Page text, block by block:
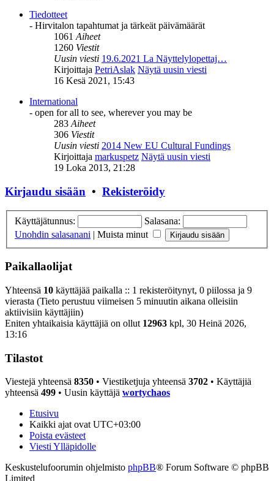
Tiedotteet
- Hirvitalon tapahtumat ja tärkeät päivämäärät
1061Aiheet
1260 Viestit
Uusin viesti 19.6.2021 La Näyttelylopettaj…
Kirjoittaja PetriAslak Näytä uusin viesti
16 Kesä 2021, 15:43
International
- open for all to see, wherever you may be
283Aiheet
306 Viestit
Uusin viesti 2014 New EU Cultural Fundings
Kirjoittaja markuspetz Näytä uusin viesti
19 Loka 2013, 21:28
Kirjaudu sisään • Rekisteröidy
Käyttäjätunnus:
Salasana:
Unohdin salasanani | Muista minut
Paikallaolijat
Yhteensä 10 käyttäjää paikalla :: 1 rekisteröitynyt, 0 piilossa ja 9
vierasta (Tieto perustuu viimeisen 5 minuutin aikana olleisiin
aktiivisiin käyttäjiin)
Eniten yhtaikaisia käyttäjiä on ollut 12963 kpl, 30 Heinä 2026,
13:16
Tilastot
Viestejä yhteensä 8350 • Viestiketjuja yhteensä 3702 • Käyttäjiä
yhteensä 499 • Uusin käyttäjä wortychaos
Etusivu
Kaikki ajat ovat UTC+03:00
Poista evästeet
Viesti Ylläpidolle
Keskustelufoorumin ohjelmisto phpBB® Forum Software © phpBB
Limited